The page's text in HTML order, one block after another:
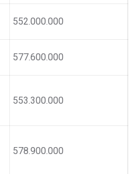
552.000.000
577.600.000
553.300.000
578.900.000